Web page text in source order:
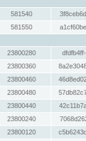
581540
581550
23800280
23800360
23800460
23800480
23800440
23800240
23800120